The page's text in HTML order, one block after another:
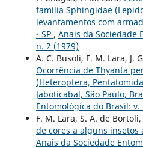
família Sphingidae
levantamentos com
- SP , Anais da Sociedade
n. 2 (1979)
A. C. Busoli, F. M. Lara, J.
Ocorrência de Thyanta
(Heteroptera,
Jaboticabal, São Paulo,
Entomológica do Brasil: v.
F. M. Lara, S. A. de
de cores a alguns insetos
Anais da Sociedade